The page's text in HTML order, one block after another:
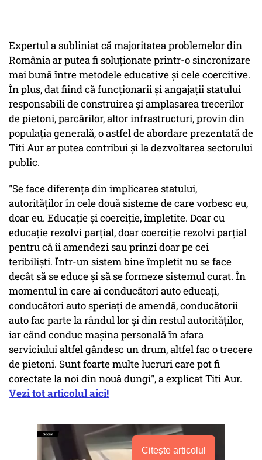
Expertul a subliniat că majoritatea problemelor din
România ar putea fi soluționate printr-o sincronizare
mai bună între metodele educative și cele coercitive.
În plus, dat fiind că funcționarii și angajații statului
responsabili de construirea și amplasarea trecerilor
de pietoni, parcărilor, altor infrastructuri, provin din
populația generală, o astfel de abordare prezentată de
Titi Aur ar putea contribui și la dezvoltarea sectorului
public.
"Se face diferența din implicarea statului,
autorităților în cele două sisteme de care vorbesc eu,
doar eu. Educație și coerciție, împletite. Doar cu
educație rezolvi parțial, doar coerciție rezolvi parțial
pentru că îi amendezi sau prinzi doar pe cei
teribiliști. Într-un sistem bine împletit nu se face
decât să se educe și să se formeze sistemul curat. În
momentul în care ai conducători auto educați,
conducători auto speriați de amendă, conducătorii
auto fac parte la rândul lor și din restul autorităților,
iar când conduc mașina personală în afara
serviciului altfel gândesc un drum, altfel fac o trecere
de pietoni. Sunt foarte multe lucruri care pot fi
corectate la noi din nouă dungi", a explicat Titi Aur.
Vezi tot articolul aici!
Citește articolul